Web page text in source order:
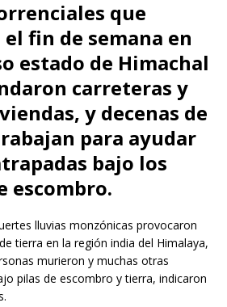
que
fin de semana en
estado de Himachal
carreteras y
y decenas de
para ayudar
bajo los
escombro.
lluvias monzónicas provocaron
tierra en la región india del Himalaya,
murieron y muchas otras
pilas de escombro y tierra, indicaron